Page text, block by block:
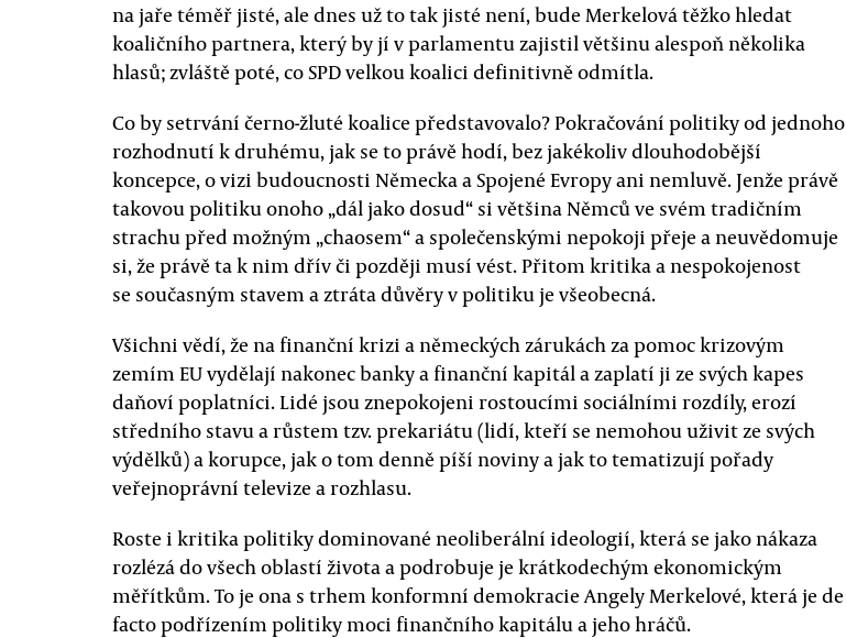
na jaře téměř jisté, ale dnes už to tak jisté není, bude Merkelová těžko hledat
koaličního partnera, který by jí v parlamentu zajistil většinu alespoň několika
hlasů; zvláště poté, co SPD velkou koalici definitivně odmítla.
Co by setrvání černo-žluté koalice představovalo? Pokračování politiky od jednoho
rozhodnutí k druhému, jak se to právě hodí, bez jakékoliv dlouhodobější
koncepce, o vizi budoucnosti Německa a Spojené Evropy ani nemluvě. Jenže právě
takovou politiku onoho „dál jako dosud“ si většina Němců ve svém tradičním
strachu před možným „chaosem“ a společenskými nepokoji přeje a neuvědomuje
si, že právě ta k nim dřív či později musí vést. Přitom kritika a nespokojenost
se současným stavem a ztráta důvěry v politiku je všeobecná.
Všichni vědí, že na finanční krizi a německých zárukách za pomoc krizovým
zemím EU vydělají nakonec banky a finanční kapitál a zaplatí ji ze svých kapes
daňoví poplatníci. Lidé jsou znepokojeni rostoucími sociálními rozdíly, erozí
středního stavu a růstem tzv. prekariátu (lidí, kteří se nemohou uživit ze svých
výdělků) a korupce, jak o tom denně píší noviny a jak to tematizují pořady
veřejnoprávní televize a rozhlasu.
Roste i kritika politiky dominované neoliberální ideologií, která se jako nákaza
rozlézá do všech oblastí života a podrobuje je krátkodechým ekonomickým
měřítkům. To je ona s trhem konformní demokracie Angely Merkelové, která je de
facto podřízením politiky moci finančního kapitálu a jeho hráčů.